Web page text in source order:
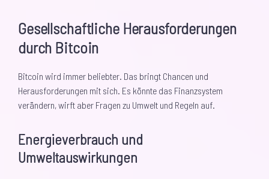
Gesellschaftliche Herausforderungen
durch Bitcoin
Bitcoin wird immer beliebter. Das bringt Chancen und
Herausforderungen mit sich. Es könnte das Finanzsystem
verändern, wirft aber Fragen zu Umwelt und Regeln auf.
Energieverbrauch und
Umweltauswirkungen